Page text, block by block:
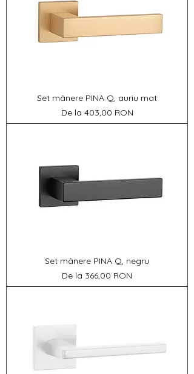
Set mânere PINA Q, auriu mat
De la 403,00 RON
Preț redus
Set mânere PINA Q, negru
De la 366,00 RON
Preț redus